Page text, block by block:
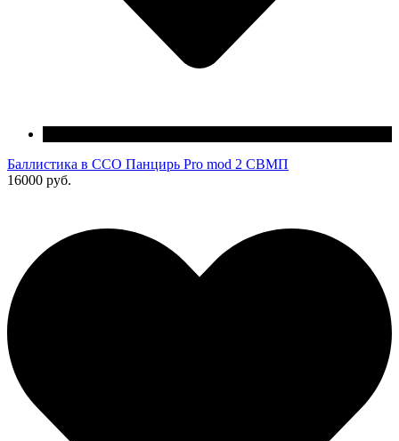
Баллистика в ССО Панцирь Pro mod 2 СВМП
16000 руб.